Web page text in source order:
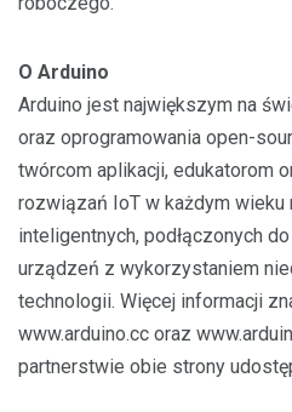
O Arduino
Arduino jest największym na
oraz oprogramowania open-
twórcom aplikacji, edukatorom
rozwiązań IoT w każdym
inteligentnych, podłączonych
urządzeń z wykorzystaniem
technologii. Więcej informacji
www.arduino.cc oraz
partnerstwie obie strony